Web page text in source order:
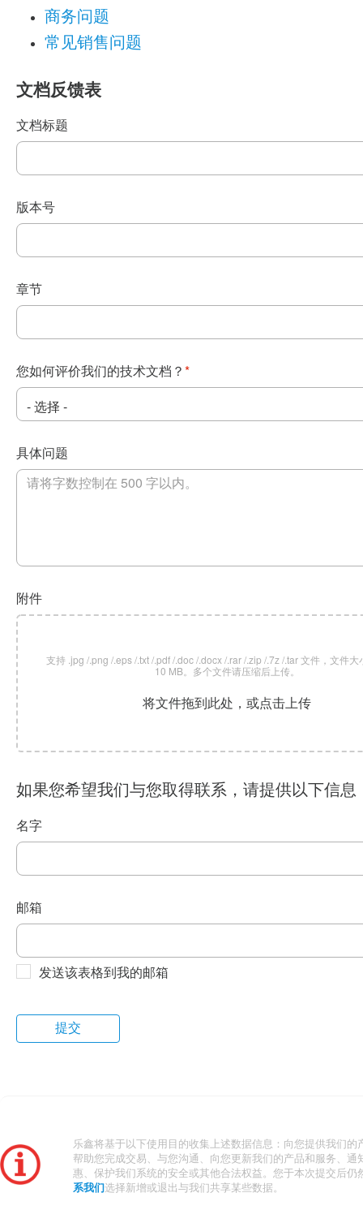
商务问题
常见销售问题
文档反馈表
文档标题
版本号
章节
您如何评价我们的技术文档？ *
具体问题
附件
支持 .jpg /.png /.eps /.txt /.pdf /.doc /.docx /.rar /.zip /.7z /.tar 文件，文件大
10 MB。多个文件请压缩后上传。
将文件拖到此处，或点击上传
如果您希望我们与您取得联系，请提供以下信息
名字
邮箱
发送该表格到我的邮箱
乐鑫将基于以下使用目的收集上述数据信息：向您提供我们的
帮助您完成交易、与您沟通、向您更新我们的产品和服务、通
惠、保护我们系统的安全或其他合法权益。您于本次提交后仍
系我们 选择新增或退出与我们共享某些数据。